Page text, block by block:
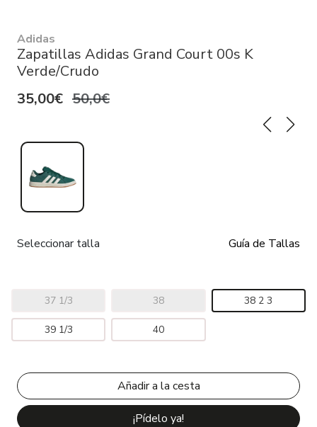
Adidas
Zapatillas Adidas Grand Court 00s K
Verde/Crudo
35,00€ 50,0€
Seleccionar talla Guía de Tallas
37 1/3 38 38 2 3
39 1/3 40
¡Pídelo ya!